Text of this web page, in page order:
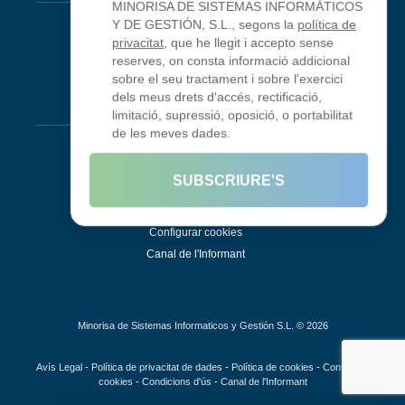
Looking Glass
Smokeping
Legal
Política de privadesa
Política de galetes
Configurar cookies
Canal de l'Informant
Minorisa de Sistemas Informaticos y Gestión S.L. © 2026
Avís Legal - Política de privacitat de dades - Política de cookies - Configurar
cookies - Condicions d'ús - Canal de l'Informant
MINORISA DE SISTEMAS INFORMÁTICOS
Y DE GESTIÓN, S.L., segons la política de
privacitat, que he llegit i accepto sense
reserves, on consta informació addicional
sobre el seu tractament i sobre l'exercici
dels meus drets d'accés, rectificació,
limitació, supressió, oposició, o portabilitat
de les meves dades.
SUBSCRIURE'S